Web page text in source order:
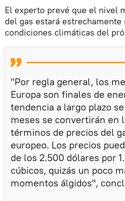
El experto prevé que el nivel
del gas estará estrechamente
condiciones climáticas del
"Por regla general, los
Europa son finales de
tendencia a largo plazo
meses se convertirán en
términos de precios del
europeo. Los precios
de los 2.500 dólares por
cúbicos, quizás un poco
momentos álgidos",